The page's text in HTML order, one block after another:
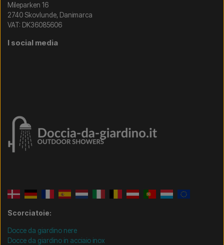
Mileparken 16
2740 Skovlunde, Danimarca
VAT: DK36085606
I social media
Scorciatoie:
Docce da giardino nere
Docce da giardino in acciaio inox